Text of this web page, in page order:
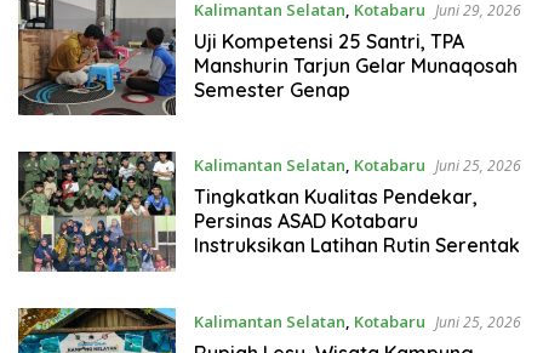
Kalimantan Selatan, Kotabaru Juni 29, 2026
Uji Kompetensi 25 Santri, TPA
Manshurin Tarjun Gelar Munaqosah
Semester Genap
Kalimantan Selatan, Kotabaru Juni 25, 2026
Tingkatkan Kualitas Pendekar,
Persinas ASAD Kotabaru
Instruksikan Latihan Rutin Serentak
Kalimantan Selatan, Kotabaru Juni 25, 2026